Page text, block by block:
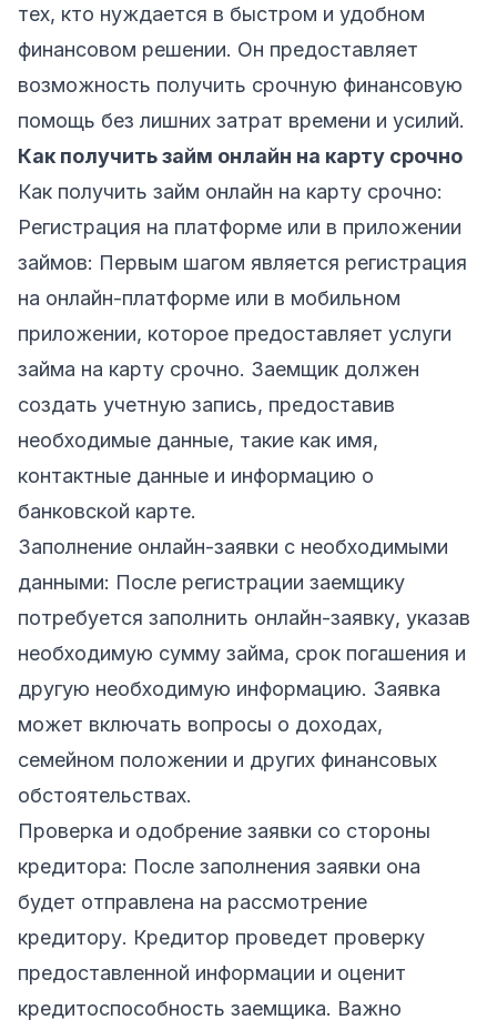
тех, кто нуждается в быстром и удобном
финансовом решении. Он предоставляет
возможность получить срочную финансовую
помощь без лишних затрат времени и усилий.
Как получить займ онлайн на карту срочно
Как получить займ онлайн на карту срочно:
Регистрация на платформе или в приложении
займов: Первым шагом является регистрация
на онлайн-платформе или в мобильном
приложении, которое предоставляет услуги
займа на карту срочно. Заемщик должен
создать учетную запись, предоставив
необходимые данные, такие как имя,
контактные данные и информацию о
банковской карте.
Заполнение онлайн-заявки с необходимыми
данными: После регистрации заемщику
потребуется заполнить онлайн-заявку, указав
необходимую сумму займа, срок погашения и
другую необходимую информацию. Заявка
может включать вопросы о доходах,
семейном положении и других финансовых
обстоятельствах.
Проверка и одобрение заявки со стороны
кредитора: После заполнения заявки она
будет отправлена на рассмотрение
кредитору. Кредитор проведет проверку
предоставленной информации и оценит
кредитоспособность заемщика. Важно